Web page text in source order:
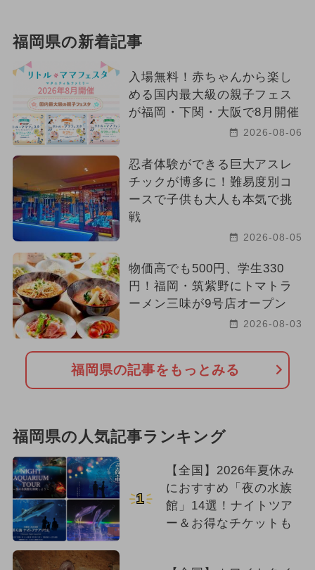
福岡県の新着記事
入場無料！赤ちゃんから楽し
める国内最大級の親子フェス
が福岡・下関・大阪で8月開催
2026-08-06
忍者体験ができる巨大アスレ
チックが博多に！難易度別コ
ースで子供も大人も本気で挑
戦
2026-08-05
物価高でも500円、学生330
円！福岡・筑紫野にトマトラ
ーメン三味が9号店オープン
2026-08-03
福岡県の記事をもっとみる
福岡県の人気記事ランキング
1
【全国】2026年夏休み
におすすめ「夜の水族
館」14選！ナイトツア
ー＆お得なチケットも